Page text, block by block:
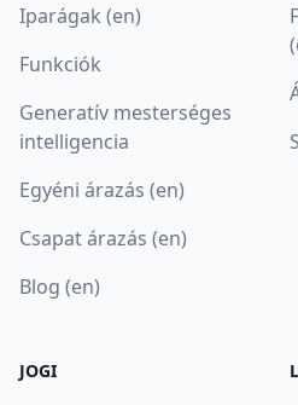
Iparágak (en)
Funkciók
Generatív mesterséges
intelligencia
Egyéni árazás (en)
Csapat árazás (en)
Blog (en)
JOGI